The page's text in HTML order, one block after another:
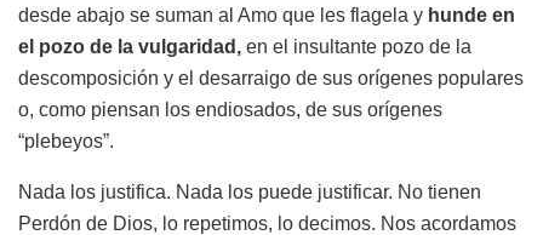
desde abajo se suman al Amo que les flagela y hunde en
el pozo de la vulgaridad, en el insultante pozo de la
descomposición y el desarraigo de sus orígenes populares
o, como piensan los endiosados, de sus orígenes
“plebeyos”.
Nada los justifica. Nada los puede justificar. No tienen
Perdón de Dios, lo repetimos, lo decimos. Nos acordamos